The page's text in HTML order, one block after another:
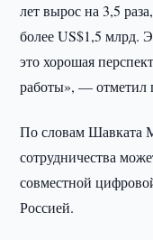
лет вырос на 3,5
более US$1,5 млрд.
это хорошая
работы», — отметил
По словам Шавката
сотрудничества
совместной
Россией.